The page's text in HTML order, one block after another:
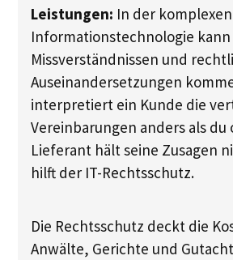
Leistungen: In der
Informationstechnologie kann
Missverständnissen und
Auseinandersetzungen
interpretiert ein Kunde die
Vereinbarungen anders als du
Lieferant hält seine Zusagen
hilft der IT-Rechtsschutz.
Die Rechtsschutz deckt die
Anwälte, Gerichte und